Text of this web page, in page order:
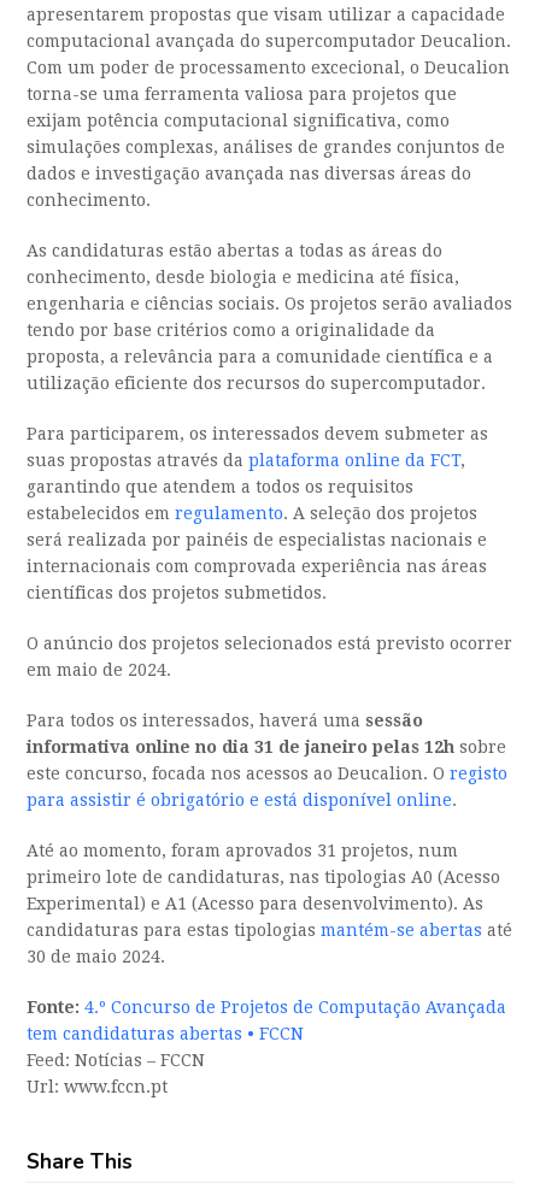
apresentarem propostas que visam utilizar a capacidade
computacional avançada do supercomputador Deucalion.
Com um poder de processamento excecional, o Deucalion
torna-se uma ferramenta valiosa para projetos que
exijam potência computacional significativa, como
simulações complexas, análises de grandes conjuntos de
dados e investigação avançada nas diversas áreas do
conhecimento.
As candidaturas estão abertas a todas as áreas do
conhecimento, desde biologia e medicina até física,
engenharia e ciências sociais. Os projetos serão avaliados
tendo por base critérios como a originalidade da
proposta, a relevância para a comunidade científica e a
utilização eficiente dos recursos do supercomputador.
Para participarem, os interessados devem submeter as
suas propostas através daplataforma online da FCT,
garantindo que atendem a todos os requisitos
estabelecidos emregulamento. A seleção dos projetos
será realizada por painéis de especialistas nacionais e
internacionais com comprovada experiência nas áreas
científicas dos projetos submetidos.
O anúncio dos projetos selecionados está previsto ocorrer
em maio de 2024.
Para todos os interessados, haverá umasessão
informativa online no dia 31 de janeiro pelas 12h sobre
este concurso, focada nos acessos ao Deucalion. Oregisto
para assistir é obrigatório e está disponível online.
Até ao momento, foram aprovados 31 projetos, num
primeiro lote de candidaturas, nas tipologias A0 (Acesso
Experimental) e A1 (Acesso para desenvolvimento). As
candidaturas para estas tipologiasmantém-se abertas até
30 de maio 2024.
Fonte: 4.º Concurso de Projetos de Computação Avançada
tem candidaturas abertas • FCCN
Feed: Notícias – FCCN
Url: www.fccn.pt
Share This